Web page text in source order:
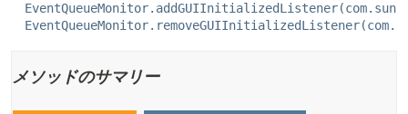
メソッドのサマリー